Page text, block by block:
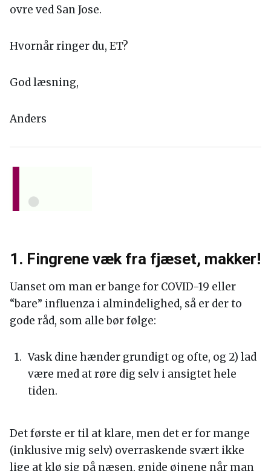
ovre ved San Jose.
Hvornår ringer du, ET?
God læsning,
Anders
1. Fingrene væk fra fjæset, makker!
Uanset om man er bange for COVID-19 eller
“bare” influenza i almindelighed, så er der to
gode råd, som alle bør følge:
Vask dine hænder grundigt og ofte, og 2) lad
være med at røre dig selv i ansigtet hele
tiden.
Det første er til at klare, men det er for mange
(inklusive mig selv) overraskende svært ikke
lige at klø sig på næsen, gnide øjnene når man